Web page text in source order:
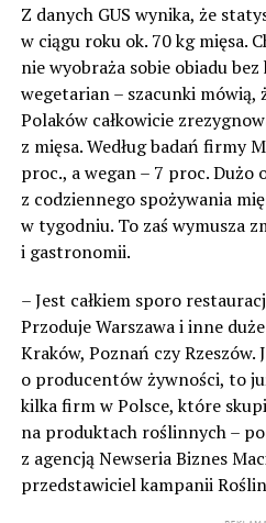
Z danych GUS wynika, że
w ciągu roku ok. 70 kg mięsa.
nie wyobraża sobie obiadu
wegetarian – szacunki mówią,
Polaków całkowicie
z mięsa. Według badań firmy
proc., a wegan – 7 proc. Dużo
z codziennego spożywania
w tygodniu. To zaś wymusza
i gastronomii.
– Jest całkiem sporo
Przoduje Warszawa i inne
Kraków, Poznań czy Rzeszów.
o producentów żywności, to
kilka firm w Polsce, które
na produktach roślinnych –
z agencją Newseria Biznes
przedstawiciel kampanii